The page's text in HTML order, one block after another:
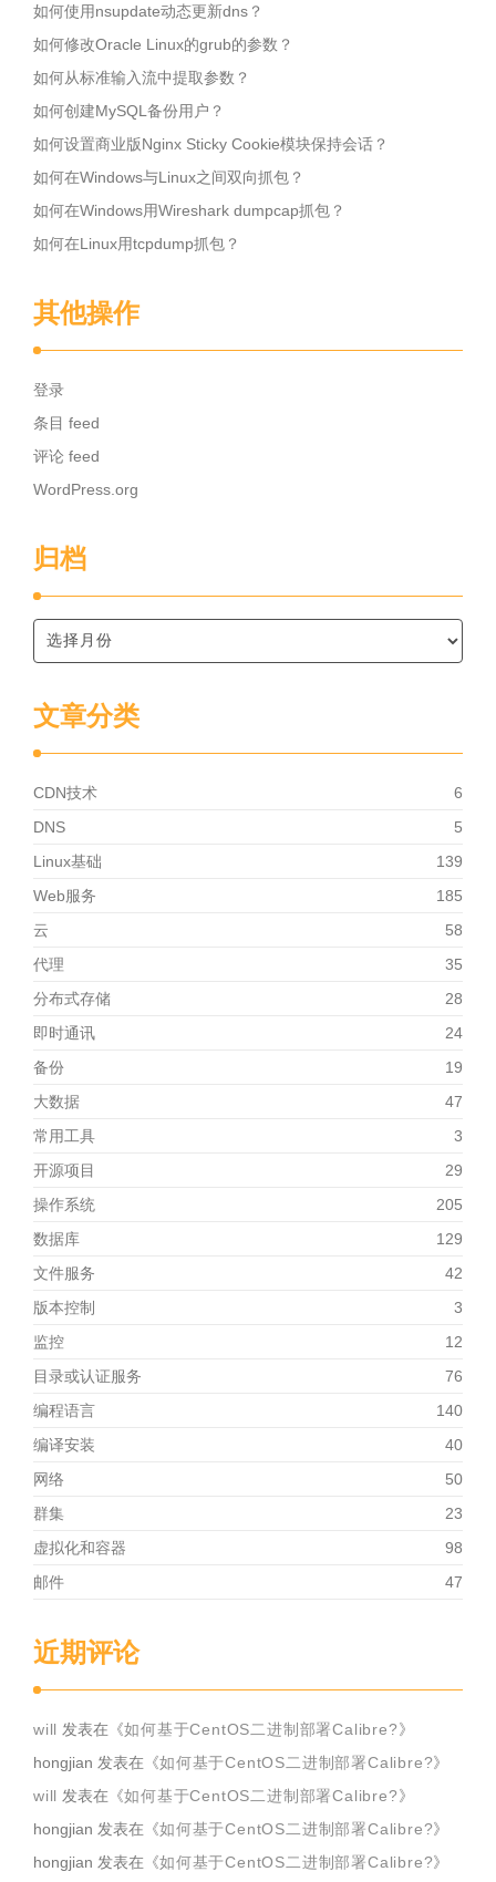
如何使用nsupdate动态更新dns？
如何修改Oracle Linux的grub的参数？
如何从标准输入流中提取参数？
如何创建MySQL备份用户？
如何设置商业版Nginx Sticky Cookie模块保持会话？
如何在Windows与Linux之间双向抓包？
如何在Windows用Wireshark dumpcap抓包？
如何在Linux用tcpdump抓包？
其他操作
登录
条目 feed
评论 feed
WordPress.org
归档
文章分类
CDN技术
6
DNS
5
Linux基础
139
Web服务
185
云
58
代理
35
分布式存储
28
即时通讯
24
备份
19
大数据
47
常用工具
3
开源项目
29
操作系统
205
数据库
129
文件服务
42
版本控制
3
监控
12
目录或认证服务
76
编程语言
140
编译安装
40
网络
50
群集
23
虚拟化和容器
98
邮件
47
近期评论
will 发表在《如何基于CentOS二进制部署Calibre?》
hongjian 发表在《如何基于CentOS二进制部署Calibre?》
will 发表在《如何基于CentOS二进制部署Calibre?》
hongjian 发表在《如何基于CentOS二进制部署Calibre?》
hongjian 发表在《如何基于CentOS二进制部署Calibre?》